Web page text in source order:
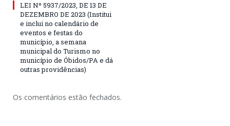
LEI Nº 5937/2023, DE 13 DE
DEZEMBRO DE 2023 (Institui
e inclui no calendário de
eventos e festas do
município, a semana
municipal do Turismo no
município de Óbidos/PA e dá
outras providências)
Os comentários estão fechados.